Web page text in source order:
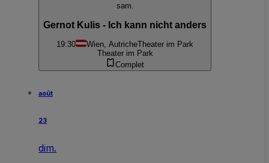
sam.
Gernot Kulis - Ich kann nicht anders
19:30 Wien, AutricheTheater im Park
Theater im Park
Complet
août
23
dim.